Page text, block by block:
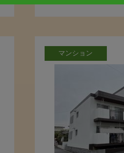
マンション